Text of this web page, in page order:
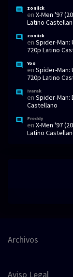
zoniick
en X-Men '97
Latino
zoniick
en Spider-Man:
720p Latino
Yoo
en Spider-Man:
720p Latino
Ivarak
en Spider-Man:
Castellano
Freddy
en X-Men '97
Latino
Archivos
Aviso Legal